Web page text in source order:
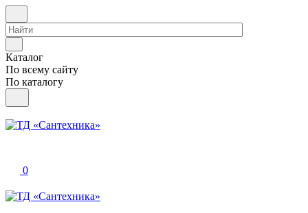
Каталог
По всему сайту
По каталогу
0